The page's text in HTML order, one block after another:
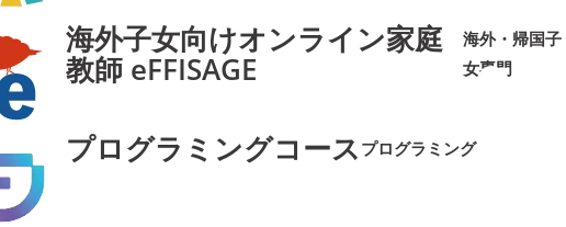
海外子女向けオンライン家庭
教師 eFFISAGE
海外・帰国子
女専門
プログラミングコース プログラミング